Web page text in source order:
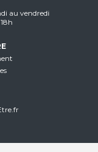
au vendredi